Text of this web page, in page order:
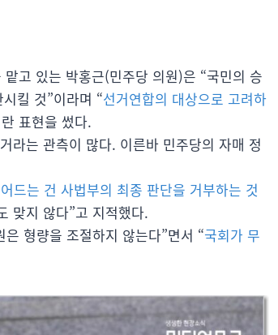
고 있는 박홍근(민주당 의원)은 “국민의 승
킬 것”이라며 “선거연합의 대상으로 고려하
표현을 썼다.
라는 관측이 많다. 이른바 민주당의 자매 정
드는 건 사법부의 최종 판단을 거부하는 것
맞지 않다”고 지적했다.
형량을 조절하지 않는다”면서 “국회가 무